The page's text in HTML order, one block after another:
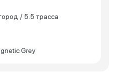
/ 5.5 трасса
Grey